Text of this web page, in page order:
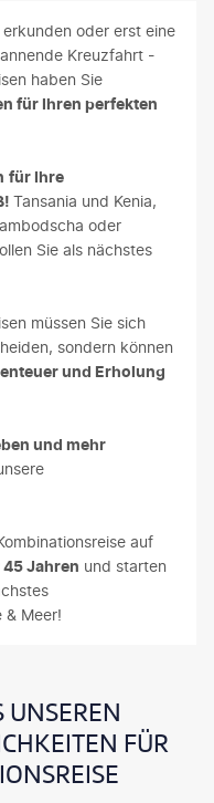
oder erst eine
Kreuzfahrt -
haben Sie
für Ihren perfekten
für Ihre
Tansania und Kenia,
oder
Sie als nächstes
müssen Sie sich
sondern können
und Erholung
und mehr
auf
Jahren und starten
& Meer!
UNSEREN
FÜR